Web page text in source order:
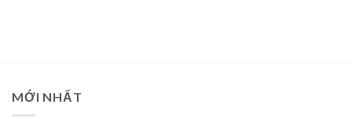
MỚI NHẤT